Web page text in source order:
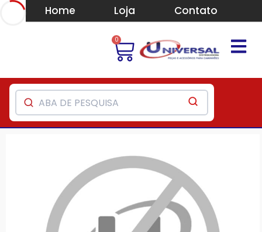
Home Loja Contato
0